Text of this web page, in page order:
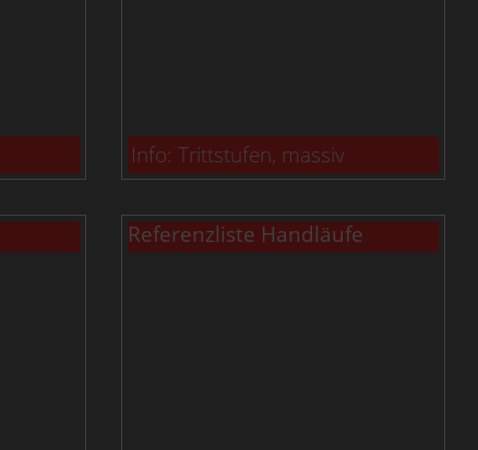
Info: Trittstufen, massiv
Referenzliste Handläufe